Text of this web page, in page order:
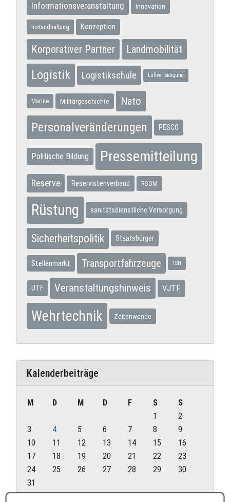
Informationsveranstaltung Innovation
Instandhaltung Konzeption
Korporativer Partner Landmobilität
Logistik Logistikschule Luftverteidigung
Marine Militärgeschichte Nato
Personalveränderungen PESCO
Politische Bildung Pressemitteilung
Reserve Reservistenverband RSOM
Rüstung sanitätsdienstliche Versorgung
Sicherheitspolitik Staatsbürger
Stellenmarkt Transportfahrzeuge TSH
UTF Veranstaltungshinweis VJTF
Wehrtechnik Zeitenwende
Kalenderbeiträge
M D M D F S
S
1
2
3
4 5 6 7 8
9
10
11 12 13 14 15
16
17
18 19 20 21 22
23
24
25 26 27 28 29
30
31